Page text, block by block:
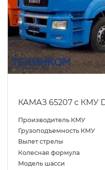
КАМАЗ 65207 с КМУ
Производитель КМУ
Грузоподъемность КМУ
Вылет стрелы
Колесная формула
Модель шасси